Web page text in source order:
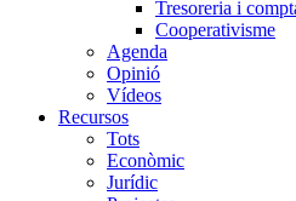
Tresoreria i
Cooperativisme
Agenda
Opinió
Vídeos
Recursos
Tots
Econòmic
Jurídic